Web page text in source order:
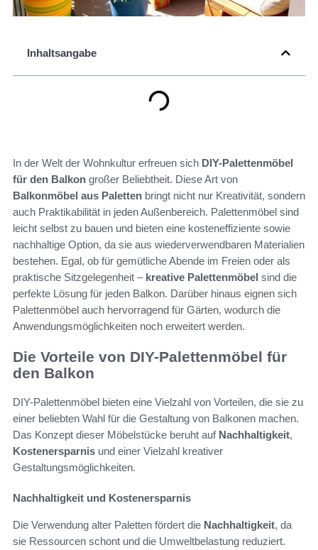
Inhaltsangabe
In der Welt der Wohnkultur erfreuen sich DIY-Palettenmöbel
für den Balkon großer Beliebtheit. Diese Art von
Balkonmöbel aus Paletten bringt nicht nur Kreativität, sondern
auch Praktikabilität in jeden Außenbereich. Palettenmöbel sind
leicht selbst zu bauen und bieten eine kosteneffiziente sowie
nachhaltige Option, da sie aus wiederverwendbaren Materialien
bestehen. Egal, ob für gemütliche Abende im Freien oder als
praktische Sitzgelegenheit – kreative Palettenmöbel sind die
perfekte Lösung für jeden Balkon. Darüber hinaus eignen sich
Palettenmöbel auch hervorragend für Gärten, wodurch die
Anwendungsmöglichkeiten noch erweitert werden.
Die Vorteile von DIY-Palettenmöbel für
den Balkon
DIY-Palettenmöbel bieten eine Vielzahl von Vorteilen, die sie zu
einer beliebten Wahl für die Gestaltung von Balkonen machen.
Das Konzept dieser Möbelstücke beruht auf Nachhaltigkeit,
Kostenersparnis und einer Vielzahl kreativer
Gestaltungsmöglichkeiten.
Nachhaltigkeit und Kostenersparnis
Die Verwendung alter Paletten fördert die Nachhaltigkeit, da
sie Ressourcen schont und die Umweltbelastung reduziert.